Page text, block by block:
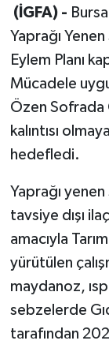
(İGFA) -
Yaprağı
Eylem Planı
Mücadele
Özen Sofrada
kalıntısı
hedefledi.
Yaprağı
tavsiye dışı
amacıyla
yürütülen
maydanoz,
sebzelerde
tarafından